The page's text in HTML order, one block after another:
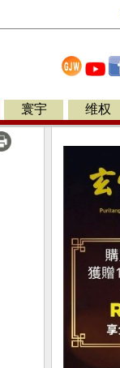
寰宇 维权